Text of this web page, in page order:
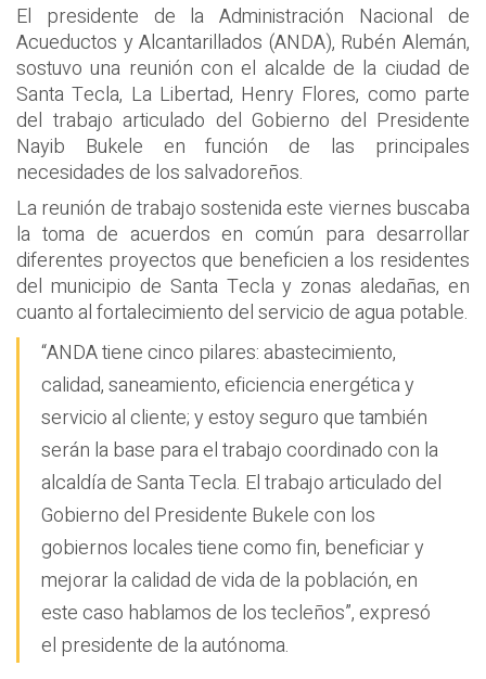
El presidente de la Administración Nacional de
Acueductos y Alcantarillados (ANDA), Rubén Alemán,
sostuvo una reunión con el alcalde de la ciudad de
Santa Tecla, La Libertad, Henry Flores, como parte
del trabajo articulado del Gobierno del Presidente
Nayib Bukele en función de las principales
necesidades de los salvadoreños.
La reunión de trabajo sostenida este viernes buscaba
la toma de acuerdos en común para desarrollar
diferentes proyectos que beneficien a los residentes
del municipio de Santa Tecla y zonas aledañas, en
cuanto al fortalecimiento del servicio de agua potable.
“ANDA tiene cinco pilares: abastecimiento,
calidad, saneamiento, eficiencia energética y
servicio al cliente; y estoy seguro que también
serán la base para el trabajo coordinado con la
alcaldía de Santa Tecla. El trabajo articulado del
Gobierno del Presidente Bukele con los
gobiernos locales tiene como fin, beneficiar y
mejorar la calidad de vida de la población, en
este caso hablamos de los tecleños”, expresó
el presidente de la autónoma.